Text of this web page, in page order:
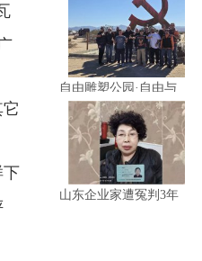
下
自由雕塑公园·自由与
信仰的光
山东企业家遭冤判3年